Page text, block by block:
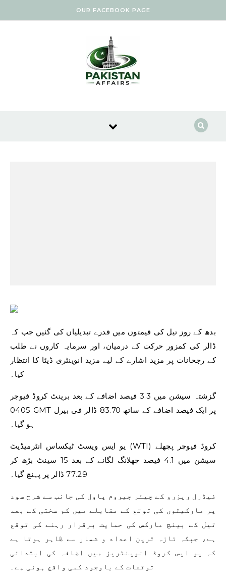
OUR FACEBOOK PAGE
بدھ کے روز تیل کی قیمتوں میں قدرے تبدیلیاں کی گئیں جب کہ
ڈالر کی کمزور حرکت کے درمیان، اور سرمایہ کاروں نے طلب
کے رجحانات پر مزید اشارے کے لیے مزید انوینٹری ڈیٹا کا انتظار
کیا۔
گزشتہ سیشن میں 3.3 فیصد اضافے کے بعد برینٹ کروڈ فیوچر
0405 GMT پر ایک فیصد اضافے کے ساتھ 83.70 ڈالر فی بیرل
ہو گیا۔
یو ایس ویسٹ ٹیکساس انٹرمیڈیٹ (WTI) کروڈ فیوچر پچھلے
سیشن میں 4.1 فیصد چھلانگ لگانے کے بعد 15 سینٹ بڑھ کر
77.29 ڈالر پر پہنچ گیا۔
فیڈرل ریزرو کے چیئر جیروم پاول کی جانب سے شرح سود
پر مارکیٹوں کی توقع کے مقابلے میں کم سختی کے بعد
تیل کے بینچ مارکس کی حمایت برقرار رہنے کی توقع
ہے، جبکہ تازہ ترین اعداد و شمار سے ظاہر ہوتا ہے
کہ یو ایس کروڈ انوینٹریز میں اضافہ کی ابتدائی
توقعات کے باوجود کمی واقع ہوئی ہے۔